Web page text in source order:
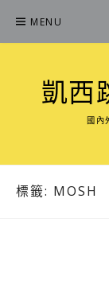
content
MENU
凱西
國內
標籤: MOSH